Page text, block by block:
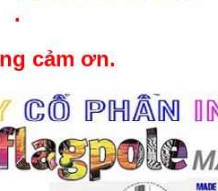
.
cảm ơn.